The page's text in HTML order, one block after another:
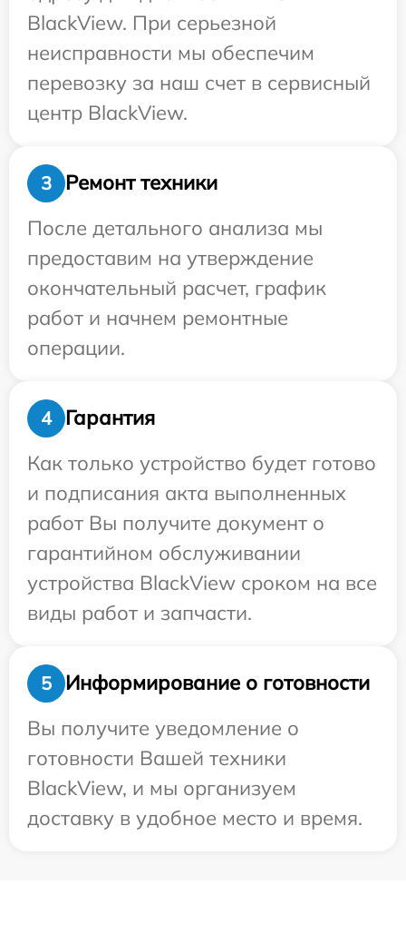
BlackView. При серьезной
неисправности мы обеспечим
перевозку за наш счет в сервисный
центр BlackView.
3
Ремонт техники
После детального анализа мы
предоставим на утверждение
окончательный расчет, график
работ и начнем ремонтные
операции.
4
Гарантия
Как только устройство будет готово
и подписания акта выполненных
работ Вы получите документ о
гарантийном обслуживании
устройства BlackView сроком на все
виды работ и запчасти.
5
Информирование о готовности
Вы получите уведомление о
готовности Вашей техники
BlackView, и мы организуем
доставку в удобное место и время.